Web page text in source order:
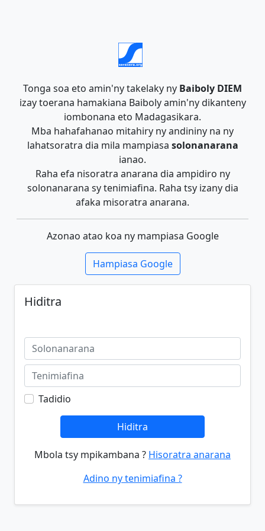
Tonga soa eto amin'ny takelaky ny Baiboly DIEM
izay toerana hamakiana Baiboly amin'ny dikanteny
iombonana eto Madagasikara.
Mba hahafahanao mitahiry ny andininy na ny
lahatsoratra dia mila mampiasa solonanarana
ianao.
Raha efa nisoratra anarana dia ampidiro ny
solonanarana sy tenimiafina. Raha tsy izany dia
afaka misoratra anarana.
Azonao atao koa ny mampiasa Google
Hampiasa Google
Hiditra
Tadidio
Hiditra
Mbola tsy mpikambana ? Hisoratra anarana
Adino ny tenimiafina ?